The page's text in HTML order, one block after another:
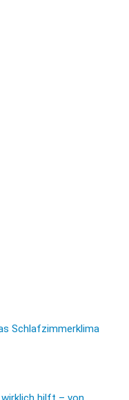
Schlafzimmerklima